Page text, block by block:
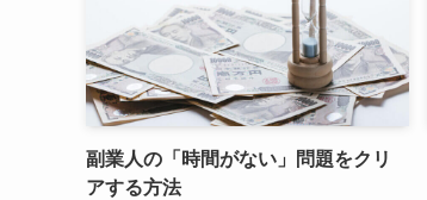
副業人の「時間がない」問題をクリ
アする方法